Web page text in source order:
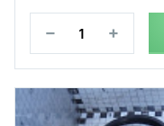
− +